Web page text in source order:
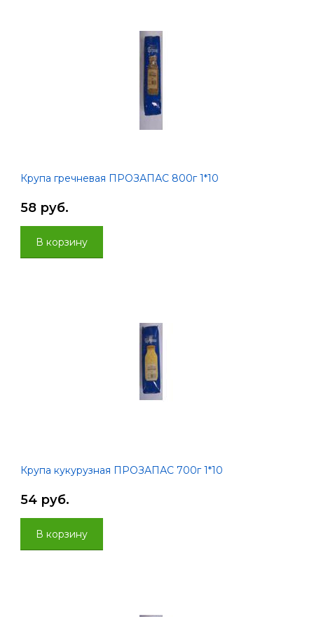
Крупа гречневая ПРОЗАПАС 800г 1*10
58 руб.
В корзину
Крупа кукурузная ПРОЗАПАС 700г 1*10
54 руб.
В корзину